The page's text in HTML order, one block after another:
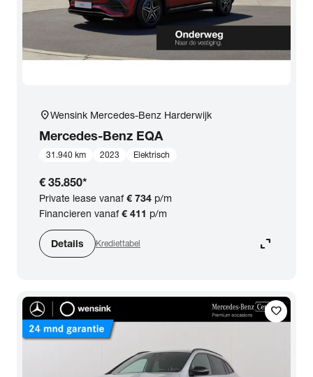
location_onWensink Mercedes-Benz Harderwijk
Mercedes-Benz EQA
31.940 km 2023 Elektrisch
€ 35.850*
Private lease vanaf€ 734 p/m
Financieren vanaf€ 411 p/m
Details Krediettabel expand_content
favorite